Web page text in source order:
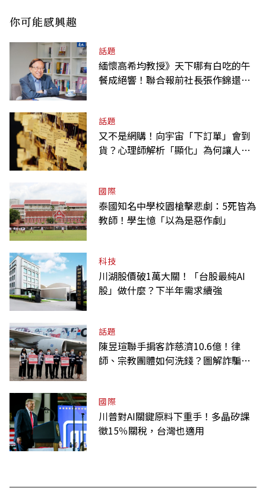
你可能感興趣
話題
緬懷高希均教授》天下哪有白吃的午
餐成絕響！聯合報前社長張作錦還原
話題
又不是網購！向宇宙「下訂單」會到
貨？心理師解析「顯化」為何讓人無
國際
泰國知名中學校園槍擊悲劇：5死皆為
教師！學生憶「以為是惡作劇」
科技
川湖股價破1萬大關！「台股最純AI
股」做什麼？下半年需求續強
話題
陳昱瑄聯手掮客詐慈濟10.6億！律
師、宗教團體如何洗錢？圖解詐騙關
國際
川普對AI關鍵原料下重手！多晶矽課
徵15％關稅，台灣也適用